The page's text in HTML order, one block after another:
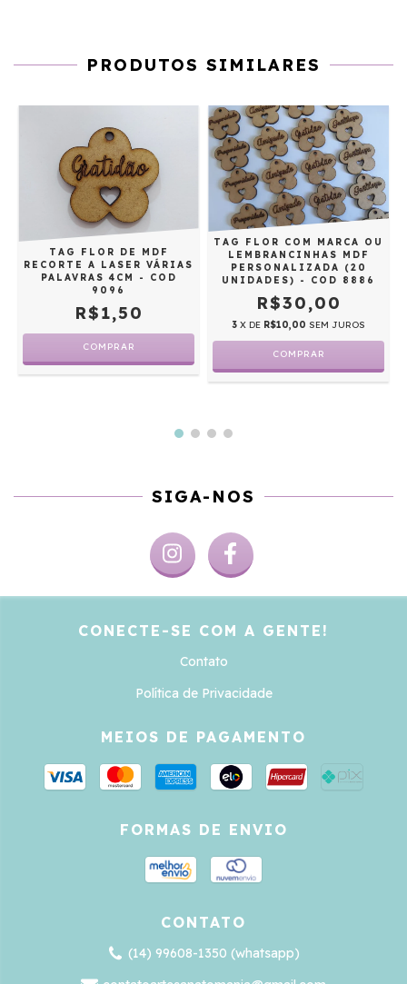
PRODUTOS SIMILARES
TAG FLOR DE MDF
RECORTE A LASER VÁRIAS
PALAVRAS 4CM - COD
9096
R$1,50
COMPRAR
TAG FLOR COM MARCA OU
LEMBRANCINHAS MDF
PERSONALIZADA (20
UNIDADES) - COD 8886
R$30,00
3 X DE R$10,00 SEM JUROS
SIGA-NOS
CONECTE-SE COM A GENTE!
Contato
Política de Privacidade
MEIOS DE PAGAMENTO
FORMAS DE ENVIO
CONTATO
(14) 99608-1350 (whatsapp)